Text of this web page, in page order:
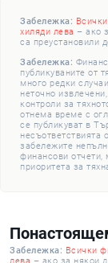
Забележка:
хиляди лева – ако
са преустановили
Забележка:
публикуваните от
много редки
неточно
контроли за
отнема време с
се публикуват в
забележите
финансови
приоритета за
Забележка: Всички